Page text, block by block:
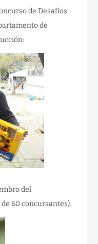
de Desafíos
de
del
60 concursantes).